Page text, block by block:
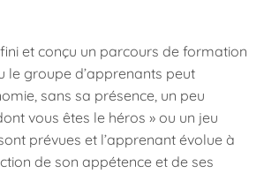
et conçu un parcours de formation
le groupe d’apprenants peut
sans sa présence, un peu
vous êtes le héros » ou un jeu
prévues et l’apprenant évolue à
de son appétence et de ses